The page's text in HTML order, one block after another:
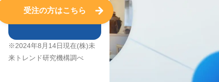
受注の方はこちら
※2024年8月14日現在(株)未
来トレンド研究機構調べ